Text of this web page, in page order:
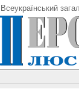
Всеукраїнський